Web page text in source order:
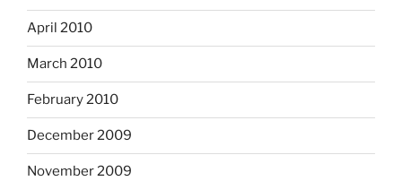
April 2010
March 2010
February 2010
December 2009
November 2009